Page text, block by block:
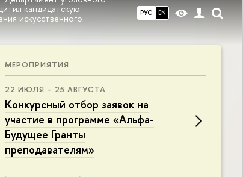
РУС EN
кандидатскую
искусственного
МЕРОПРИЯТИЯ
22 ИЮЛЯ – 25 АВГУСТА
Конкурсный отбор заявок на
участие в программе «Альфа-
Будущее Гранты
преподавателям»